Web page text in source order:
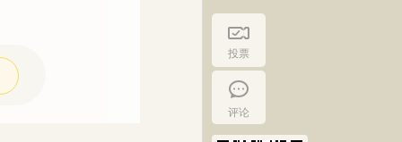
投票
评论